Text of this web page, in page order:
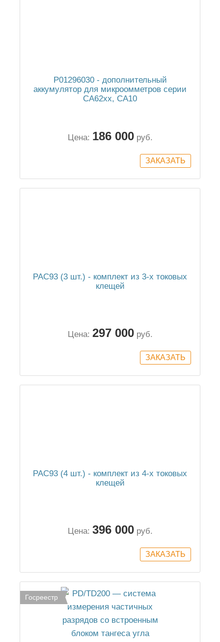
P01296030 - дополнительный
аккумулятор для микроомметров серии
CA62xx, CA10
Цена: 186 000 руб.
PAC93 (3 шт.) - комплект из 3-х токовых
клещей
Цена: 297 000 руб.
PAC93 (4 шт.) - комплект из 4-х токовых
клещей
Цена: 396 000 руб.
Госреестр